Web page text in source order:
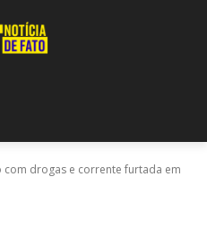
com drogas e corrente furtada em